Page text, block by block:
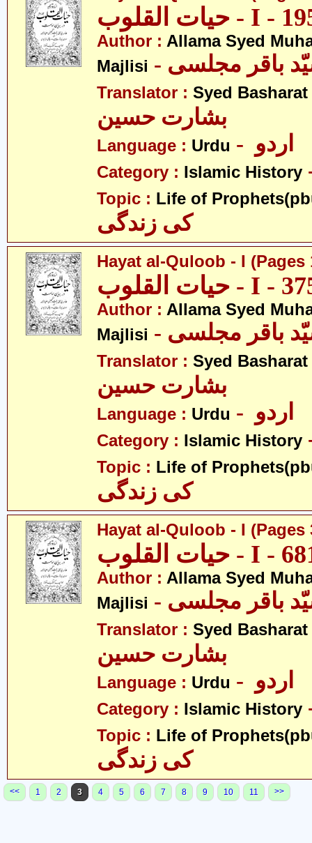
Author : Allama Syed
Majlisi
Translator : Syed
بشارت حسین
Language : Urdu
Category : Islamic History
Topic : Life of
کی زندگی
Hayat al-Quloob - I (Pages
Author : Allama Syed
Majlisi
Translator : Syed
بشارت حسین
Language : Urdu
Category : Islamic History
Topic : Life of
کی زندگی
Hayat al-Quloob - I (Pages
Author : Allama Syed
Majlisi
Translator : Syed
بشارت حسین
Language : Urdu
Category : Islamic History
Topic : Life of
کی زندگی
<< 1 2 3 4 5 6 7 8 9 10 11 >>